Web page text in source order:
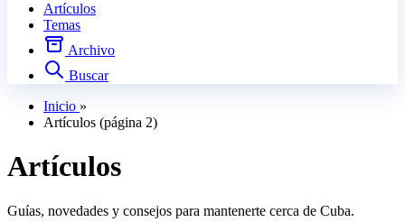
Artículos
Temas
Archivo
Buscar
Inicio »
Artículos (página 2)
Artículos
Guías, novedades y consejos para mantenerte cerca de Cuba.